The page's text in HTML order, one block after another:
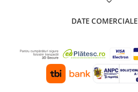
DATE COMERCIALE